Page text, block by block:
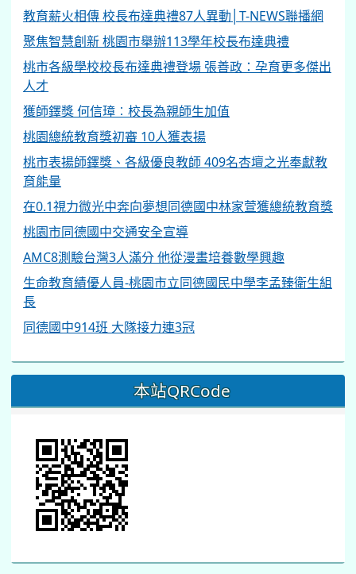
教育薪火相傳 校長布達典禮87人異動│T-NEWS聯播網
聚焦智慧創新 桃園市舉辦113學年校長布達典禮
桃市各級學校校長布達典禮登場 張善政：孕育更多傑出
人才
獲師鐸獎 何信璋︰校長為親師生加值
桃園總統教育獎初審 10人獲表揚
桃市表揚師鐸獎、各級優良教師 409名杏壇之光奉獻教
育能量
在0.1視力微光中奔向夢想同德國中林家萱獲總統教育獎
桃園市同德國中交通安全宣導
AMC8測驗台灣3人滿分 他從漫畫培養數學興趣
生命教育績優人員-桃園市立同德國民中學李孟臻衛生組
長
同德國中914班 大隊接力連3冠
本站QRCode